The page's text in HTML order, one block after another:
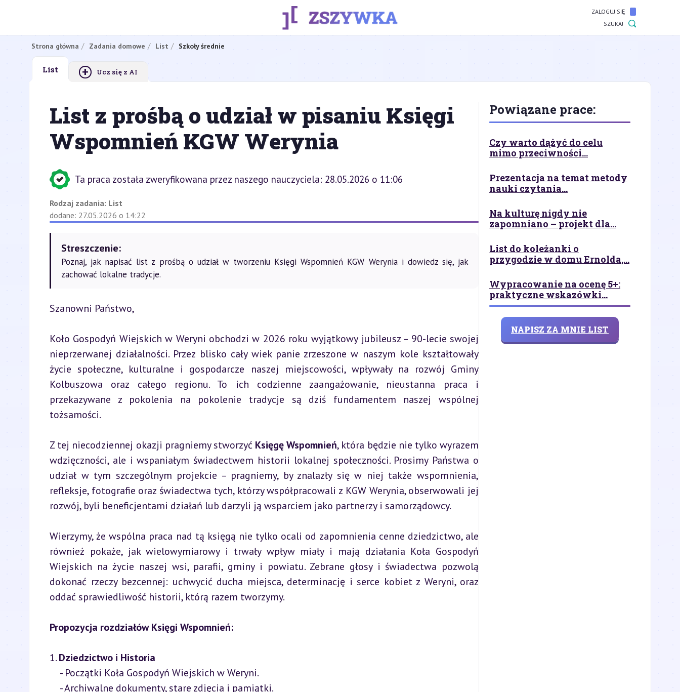
ZALOGUJ SIĘ
SZUKAJ
Strona główna Zadania domowe List Szkoły średnie
List + Ucz się z AI
List z prośbą o udział w pisaniu Księgi
Wspomnień KGW Werynia
Ta praca została zweryfikowana przez naszego nauczyciela: 28.05.2026 o 11:06
Rodzaj zadania: List
dodane: 27.05.2026 o 14:22
Streszczenie:
Poznaj, jak napisać list z prośbą o udział w tworzeniu Księgi Wspomnień KGW Werynia i dowiedz się, jak
zachować lokalne tradycje.
Szanowni Państwo,
Koło Gospodyń Wiejskich w Weryni obchodzi w 2026 roku wyjątkowy jubileusz – 90-lecie swojej
nieprzerwanej działalności. Przez blisko cały wiek panie zrzeszone w naszym kole kształtowały
życie społeczne, kulturalne i gospodarcze naszej miejscowości, wpływały na rozwój Gminy
Kolbuszowa oraz całego regionu. To ich codzienne zaangażowanie, nieustanna praca i
przekazywane z pokolenia na pokolenie tradycje są dziś fundamentem naszej wspólnej
tożsamości.
Z tej niecodziennej okazji pragniemy stworzyć Księgę Wspomnień, która będzie nie tylko wyrazem
wdzięczności, ale i wspaniałym świadectwem historii lokalnej społeczności. Prosimy Państwa o
udział w tym szczególnym projekcie – pragniemy, by znalazły się w niej także wspomnienia,
refleksje, fotografie oraz świadectwa tych, którzy współpracowali z KGW Werynia, obserwowali jej
rozwój, byli beneficjentami działań lub darzyli ją wsparciem jako partnerzy i samorządowcy.
Wierzymy, że wspólna praca nad tą księgą nie tylko ocali od zapomnienia cenne dziedzictwo, ale
również pokaże, jak wielowymiarowy i trwały wpływ miały i mają działania Koła Gospodyń
Wiejskich na życie naszej wsi, parafii, gminy i powiatu. Zebrane głosy i świadectwa pozwolą
dokonać rzeczy bezcennej: uchwycić ducha miejsca, determinację i serce kobiet z Weryni, oraz
oddać sprawiedliwość historii, którą razem tworzymy.
Propozycja rozdziałów Księgi Wspomnień:
1. Dziedzictwo i Historia
Powiązane prace:
Czy warto dążyć do celu
mimo przeciwności...
Prezentacja na temat metody
nauki czytania...
Na kulturę nigdy nie
zapomniano – projekt dla...
List do koleżanki o
przygodzie w domu Ernolda,...
Wypracowanie na ocenę 5+:
praktyczne wskazówki...
NAPISZ ZA MNIE LIST